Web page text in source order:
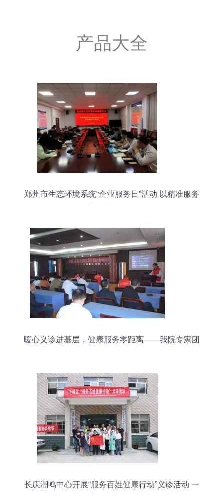
产品大全
郑州市生态环境系统“企业服务日”活动 以精准服务
暖心义诊进基层，健康服务零距离——我院专家团
长庆潮鸣中心开展“服务百姓健康行动”义诊活动 一